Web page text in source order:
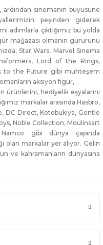
sinemanın büyüsüne
peşinden giderek
adımlarla çıktığımız bu yolda
mağazası olmanın gururunu
Star Wars, Marvel Sinema
Lord of the Rings,
to the Future gibi muhteşem
aksiyon figür,
ürünlerini, hediyelik eşyalarını
markalar arasında Hasbro,
DC Direct, Kotobukiya, Gentle
Noble Collection, Moulinsart
gibi dünya çapında
olan markalar yer alıyor. Gelin
ve kahramanların dünyasına